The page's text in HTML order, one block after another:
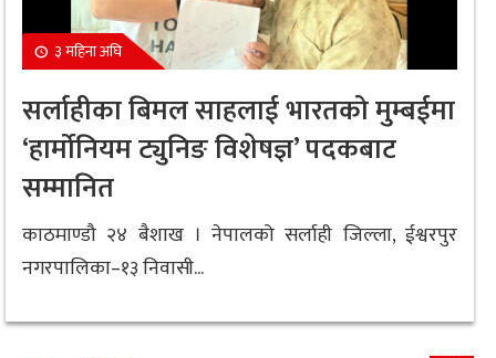
३ महिना अघि
सर्लाहीका बिमल साहलाई भारतको मुम्बईमा
‘हार्मोनियम ट्युनिङ विशेषज्ञ’ पदकबाट
सम्मानित
काठमाण्डौ २४ बैशाख । नेपालको सर्लाही जिल्ला, ईश्वरपुर
नगरपालिका–१३ निवासी...